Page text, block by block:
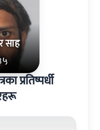
साह
प्रतिष्पर्धी